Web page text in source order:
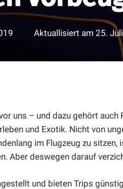
Aktuallisiert am 25.
uns – und dazu gehört auch
und Exotik. Nicht von
im Flugzeug zu sitzen,
Aber deswegen darauf
und bieten Trips